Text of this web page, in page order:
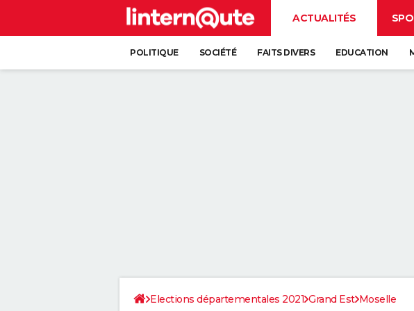
ACTUALITÉS
POLITIQUE SOCIÉTÉ FAITS DIVERS EDUCATION
Elections départementales 2021 Grand Est Moselle